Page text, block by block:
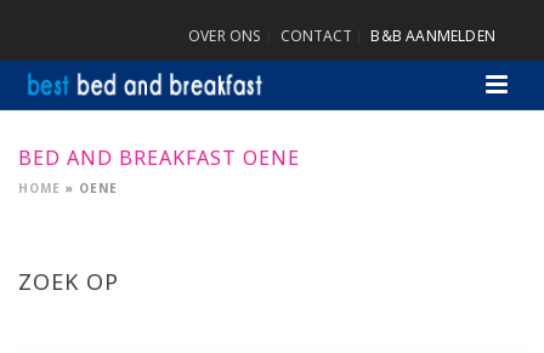
OVER ONS CONTACT B&B AANMELDEN
BED AND BREAKFAST OENE
HOME » OENE
ZOEK OP